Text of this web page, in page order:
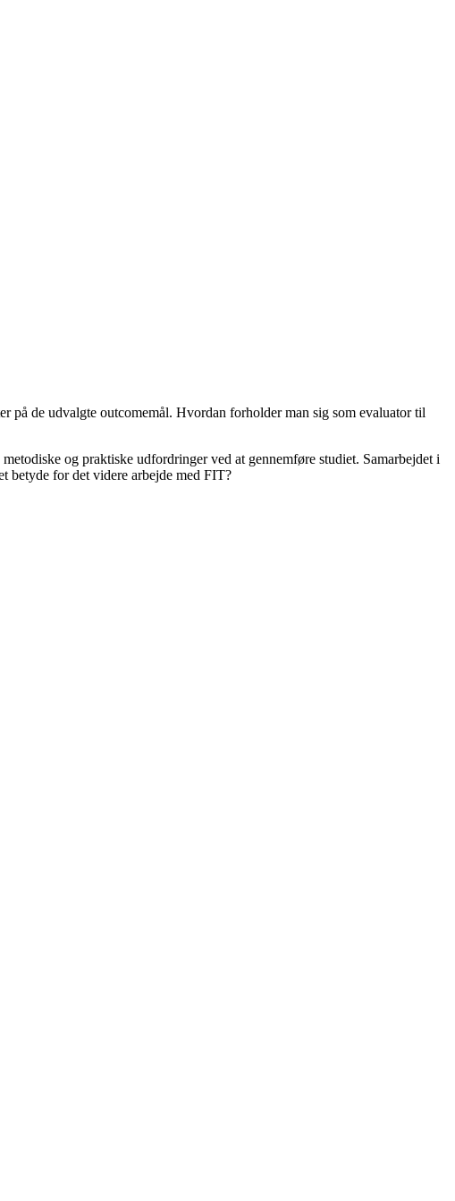
de udvalgte outcomemål. Hvordan forholder man sig som evaluator til
og praktiske udfordringer ved at gennemføre studiet. Samarbejdet i
betyde for det videre arbejde med FIT?